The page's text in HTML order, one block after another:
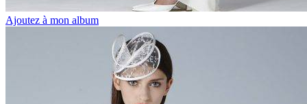
Ajoutez à mon album